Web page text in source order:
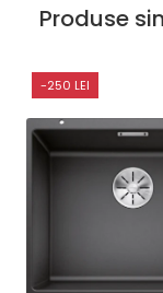
Produse
-250 LEI